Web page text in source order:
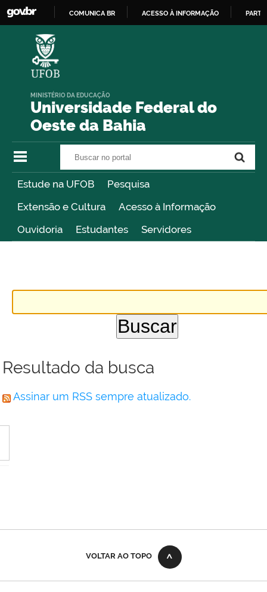
COMUNICA BR ACESSO À INFORMAÇÃO
Universidade Federal do
Oeste da Bahia
MINISTÉRIO DA EDUCAÇÃO
Estude na UFOB
Pesquisa
Extensão e Cultura
Acesso à Informação
Ouvidoria
Estudantes Servidores
Resultado da busca
Assinar um RSS sempre atualizado.
VOLTAR AO TOPO